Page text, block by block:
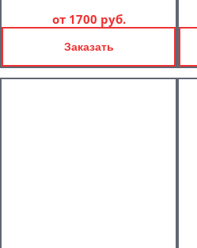
от 1700 руб.
Заказать